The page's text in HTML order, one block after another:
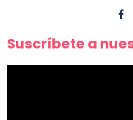
Suscríbete a